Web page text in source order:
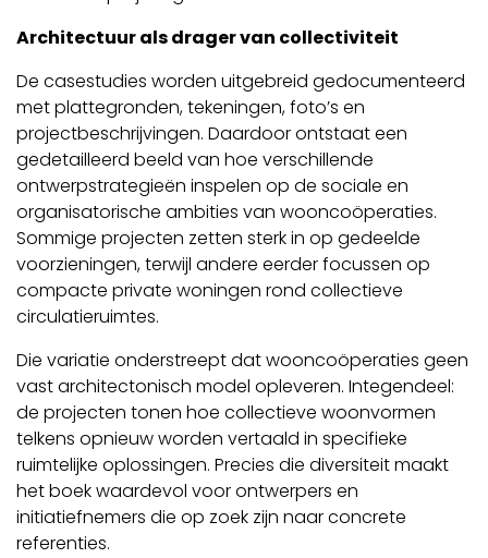
Architectuur als drager van collectiviteit
De casestudies worden uitgebreid gedocumenteerd
met plattegronden, tekeningen, foto’s en
projectbeschrijvingen. Daardoor ontstaat een
gedetailleerd beeld van hoe verschillende
ontwerpstrategieën inspelen op de sociale en
organisatorische ambities van wooncoöperaties.
Sommige projecten zetten sterk in op gedeelde
voorzieningen, terwijl andere eerder focussen op
compacte private woningen rond collectieve
circulatieruimtes.
Die variatie onderstreept dat wooncoöperaties geen
vast architectonisch model opleveren. Integendeel:
de projecten tonen hoe collectieve woonvormen
telkens opnieuw worden vertaald in specifieke
ruimtelijke oplossingen. Precies die diversiteit maakt
het boek waardevol voor ontwerpers en
initiatiefnemers die op zoek zijn naar concrete
referenties.